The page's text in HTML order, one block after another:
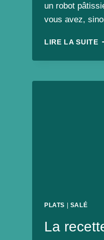
un robot
vous avez,
LIRE LA SUITE
PLATS SALÉ
La